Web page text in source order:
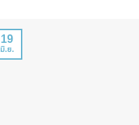
19
มิ.ย.